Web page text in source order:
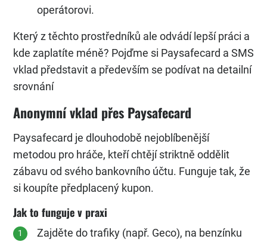
operátorovi.
Který z těchto prostředníků ale odvádí lepší práci a
kde zaplatíte méně? Pojďme si Paysafecard a SMS
vklad představit a především se podívat na detailní
srovnání
Anonymní vklad přes Paysafecard
Paysafecard je dlouhodobě nejoblíbenější
metodou pro hráče, kteří chtějí striktně oddělit
zábavu od svého bankovního účtu. Funguje tak, že
si koupíte předplacený kupon.
Jak to funguje v praxi
Zajděte do trafiky (např. Geco), na benzínku